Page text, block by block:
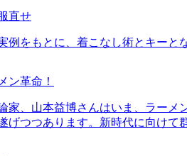
直せ
例をもとに、着こなし術とキーと
ン革命！
家、山本益博さんはいま、ラー
げつつあります。新時代に向けて